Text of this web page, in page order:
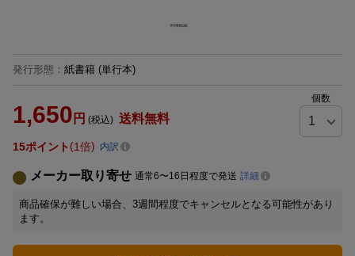
発行形態 ： 紙書籍 (単行本)
1,650 円 (税込) 送料無料
個数
15ポイント 1倍 内訳
メーカー取り寄せ 通常6〜16日程度で発送 詳細
商品確保が難しい場合、3週間程度でキャンセルとなる可能性があり
ます。